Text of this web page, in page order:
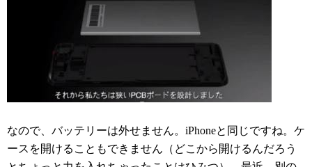
なので、バッテリーは外せません。iPhoneと同じですね。ケ
ースを開けることもできません（どこから開けるんだろう